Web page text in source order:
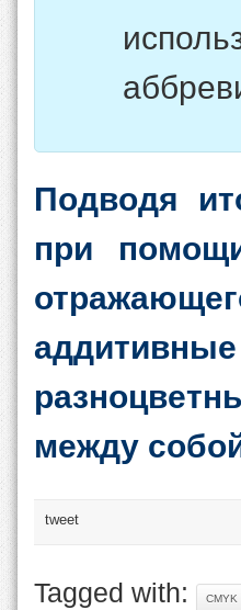
Подводя
при
между
tweet
Tagged with: CMYK